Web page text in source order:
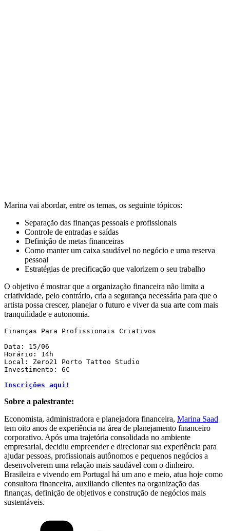
Marina vai abordar, entre os temas, os seguinte tópicos:
Separação das finanças pessoais e profissionais
Controle de entradas e saídas
Definição de metas financeiras
Como manter um caixa saudável no negócio e uma reserva
pessoal
Estratégias de precificação que valorizem o seu trabalho
O objetivo é mostrar que a organização financeira não limita a
criatividade, pelo contrário, cria a segurança necessária para que o
artista possa crescer, planejar o futuro e viver da sua arte com mais
tranquilidade e autonomia.
Finanças Para Profissionais Criativos
Data: 15/06
Horário: 14h
Local: Zero21 Porto Tattoo Studio
Investimento: 6€
Inscrições aqui!
Sobre a palestrante:
Economista, administradora e planejadora financeira, Marina Saad
tem oito anos de experiência na área de planejamento financeiro
corporativo. Após uma trajetória consolidada no ambiente
empresarial, decidiu empreender e direcionar sua experiência para
ajudar pessoas, profissionais autônomos e pequenos negócios a
desenvolverem uma relação mais saudável com o dinheiro.
Brasileira e vivendo em Portugal há um ano e meio, atua hoje como
consultora financeira, auxiliando clientes na organização das
finanças, definição de objetivos e construção de negócios mais
sustentáveis.